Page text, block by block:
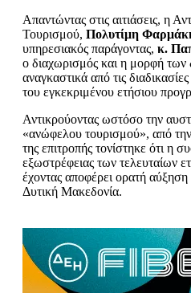
Απαντώντας στις αιτιάσεις, η
Τουρισμού, Πολυτίμη
υπηρεσιακός παράγοντας, κ.
ο διαχωρισμός και η μορφή
αναγκαστικά από τις
του εγκεκριμένου ετήσιου
Αντικρούοντας ωστόσο την
«ανώφελου τουρισμού», από
της επιτροπής τονίστηκε ότι η
εξωστρέφειας των τελευταίων
έχοντας αποφέρει ορατή αύξηση
Δυτική Μακεδονία.